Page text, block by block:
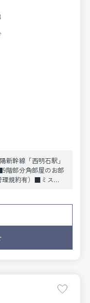
幹線「西明石駅」
階部分角部屋のお部
規約有）■ミスト